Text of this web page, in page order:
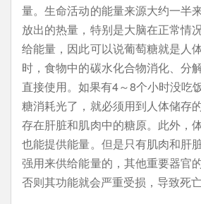
量。生命活动的能量来源大约一半
放出的热量，特别是大脑在正常情
给能量，因此可以说葡萄糖就是人
时，食物中的碳水化合物消化、分
直接使用。如果有4～8个小时没吃
糖消耗光了，就必须用到人体储存
存在肝脏和肌肉中的糖原。此外，
也能提供能量。但是只有肌肉和肝
强用来供给能量的，其他重要器官
否则其功能就会严重受损，导致死亡